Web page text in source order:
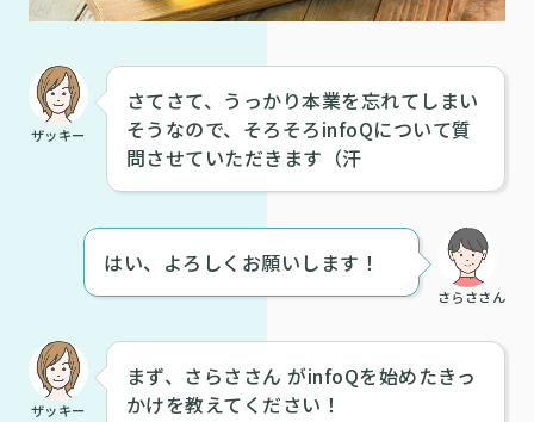
ザッキー
さてさて、うっかり本業を忘れてしまい
そうなので、そろそろinfoQについて質
問させていただきます（汗
さらささん
はい、よろしくお願いします！
ザッキー
まず、さらささん がinfoQを始めたきっ
かけを教えてください！